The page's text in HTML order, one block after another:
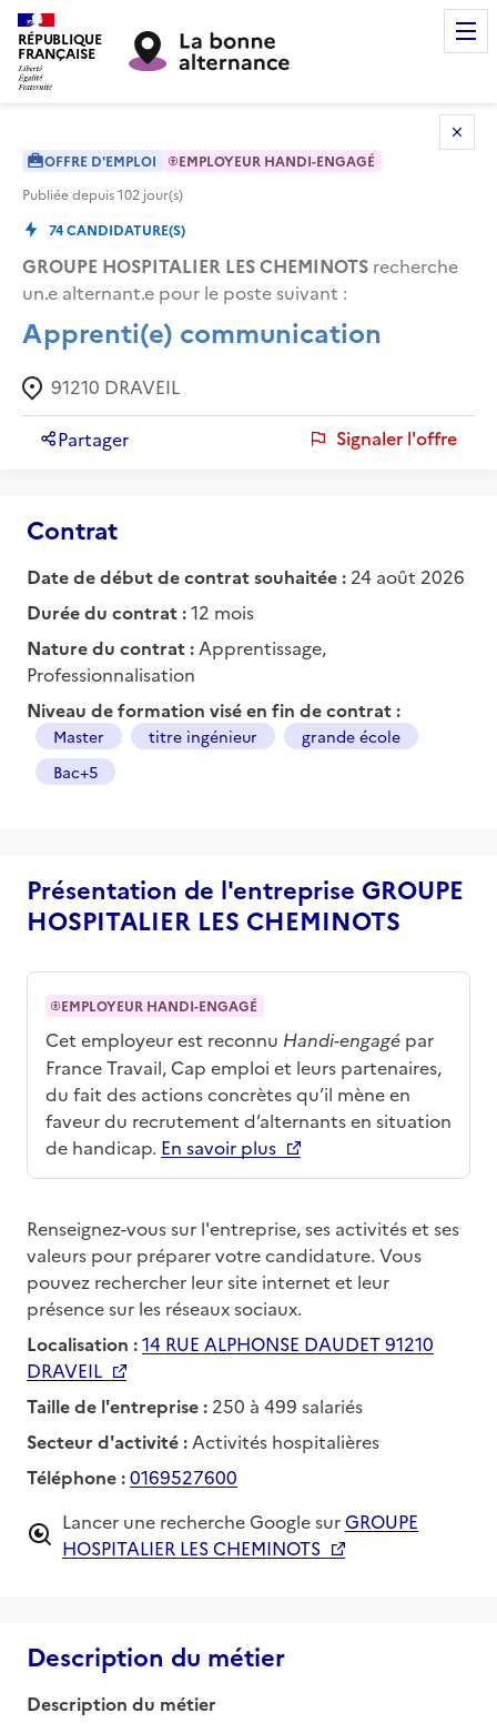
RÉPUBLIQUE
FRANÇAISE
OFFRE D'EMPLOI
EMPLOYEUR HANDI-ENGAGÉ
Publiée depuis102 jour(s)
74CANDIDATURE(S)
GROUPE HOSPITALIER LES CHEMINOTS recherche
un.e alternant.e pour le poste suivant :
Apprenti(e) communication
91210 DRAVEIL
Partager Signaler l'offre
Contrat
Date de début de contrat souhaitée : 24 août 2026
Durée du contrat :12 mois
Nature du contrat : Apprentissage,
Professionnalisation
Niveau de formation visé en fin de contrat :
Master titre ingénieur
grande école
Bac+5
Présentation de l'entreprise GROUPE
HOSPITALIER LES CHEMINOTS
EMPLOYEUR HANDI-ENGAGÉ
Cet employeur est reconnu Handi-engagé par
France Travail, Cap emploi et leurs partenaires,
du fait des actions concrètes qu’il mène en
faveur du recrutement d’alternants en situation
de handicap. En savoir plus
Renseignez-vous sur l'entreprise, ses activités et ses
valeurs pour préparer votre candidature. Vous
pouvez rechercher leur site internet et leur
présence sur les réseaux sociaux.
Localisation :14 RUE ALPHONSE DAUDET 91210
DRAVEIL
Taille de l'entreprise : 250 à 499 salariés
Secteur d'activité : Activités hospitalières
Téléphone :0169527600
Lancer une recherche Google surGROUPE
HOSPITALIER LES CHEMINOTS
Description du métier
Description du métier